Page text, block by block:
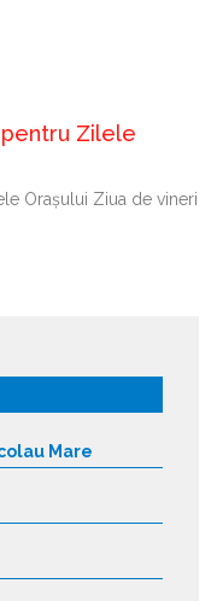
Zilele
Orașului Ziua de vineri
Mare